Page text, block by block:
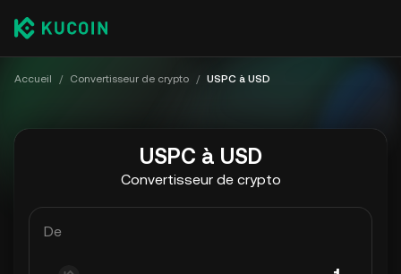
Accueil / Convertisseur de crypto / USPC à USD
USPC à USD
Convertisseur de crypto
De